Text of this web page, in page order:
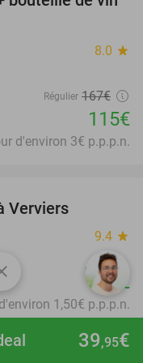
39,95€
31%
8.0 star
Régulier 167€
115€
d'environ 3€ p.p.p.n.
Verviers
9.4 star
126€
1,50€ p.p.p.n.
favorite_border